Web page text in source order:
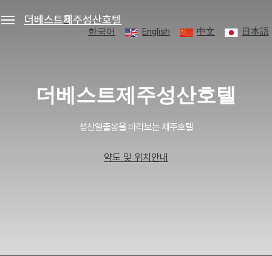
더베스트제주성산호텔
한국어 English 中文 日本語
더베스트제주성산호텔
더베스트제주성산호텔
성산일출봉을 바라보는 제주호텔
약도 및 위치안내